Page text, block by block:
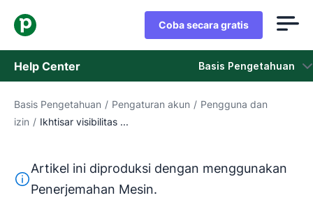
Coba secara gratis
Help Center Basis Pengetahuan
Basis Pengetahuan
Hubungi Staf Dukungan
Basis Pengetahuan / Pengaturan akun / Pengguna dan
izin / Ikhtisar visibilitas ...
Teks ini diterjemahkan dari bahasa Inggris dengan
Artikel ini diproduksi dengan menggunakan
Penerjemahan Mesin.